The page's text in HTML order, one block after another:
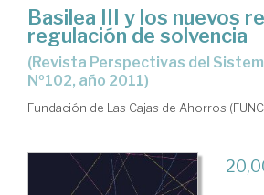
Basilea III y los nuevos
regulación de solvencia
(Revista Perspectivas del Sistema Financiero,
Nº102, año 2011)
Fundación de Las Cajas de Ahorros